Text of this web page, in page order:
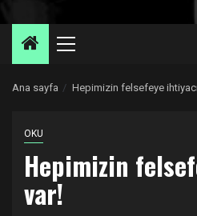
Primary
Ana sayfa Hepimizin felsefeye
OKU
Hepimizin
var!